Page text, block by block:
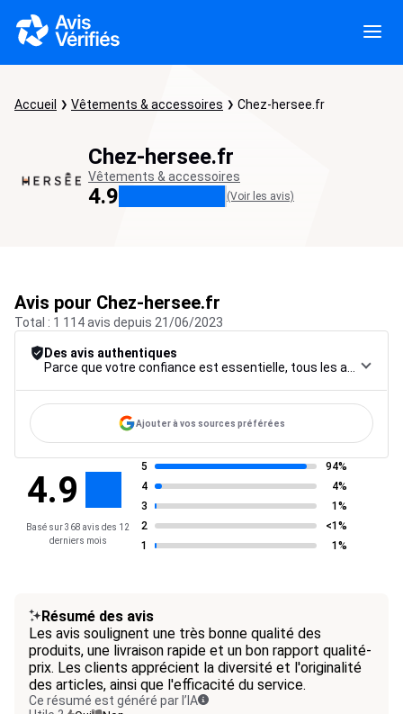
Accueil Vêtements & accessoires Chez-hersee.fr
Chez-hersee.fr
Vêtements & accessoires
4.9 (Voir les avis)
Avis pour Chez-hersee.fr
Total : 1 114 avis depuis 21/06/2023
Des avis authentiques
Ajouter à vos sources préférées
4.9
Basé sur 368 avis des 12
derniers mois
5
94%
4
4%
3
1%
2
<1%
1
1%
Résumé des avis
Les avis soulignent une très bonne qualité des
produits, une livraison rapide et un bon rapport qualité-
prix. Les clients apprécient la diversité et l'originalité
des articles, ainsi que l'efficacité du service.
Ce résumé est généré par l’IA